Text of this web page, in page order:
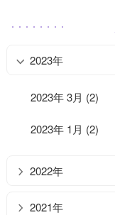
2023年
2023年 3月 (2)
2023年 1月 (2)
2022年
2021年